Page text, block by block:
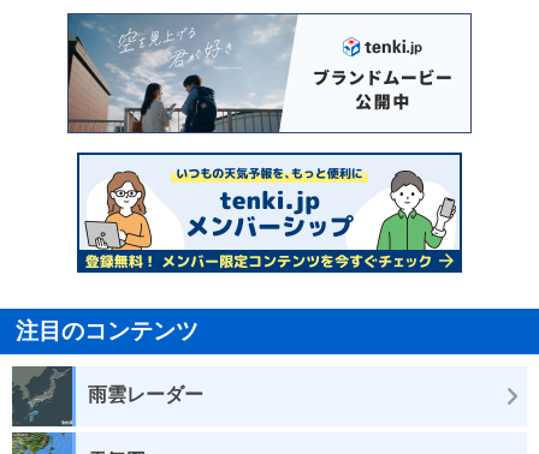
注目のコンテンツ
雨雲レーダー